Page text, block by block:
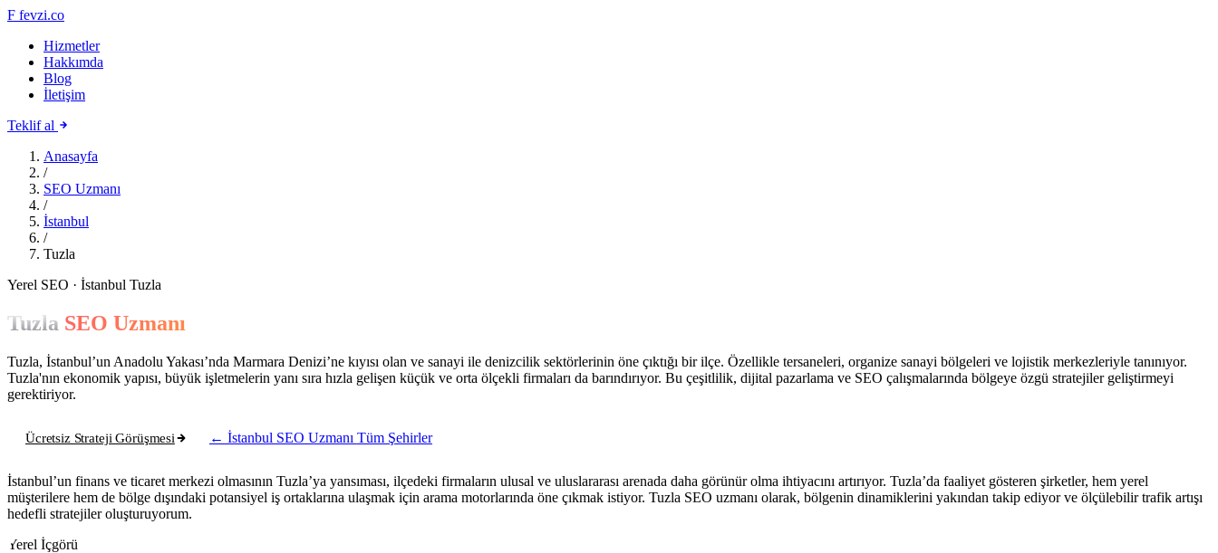
F fevzi.co
Hizmetler
Hakkımda
Blog
İletişim
Teklif al
Anasayfa
/
SEO Uzmanı
/
İstanbul
/
Tuzla
Yerel SEO · İstanbul Tuzla
Tuzla SEO Uzmanı
Tuzla, İstanbul’un Anadolu Yakası’nda Marmara Denizi’ne kıyısı olan ve sanayi ile denizcilik sektörlerinin öne çıktığı bir ilçe. Özellikle tersaneleri, organize sanayi bölgeleri ve lojistik merkezleriyle tanınıyor.
Tuzla'nın ekonomik yapısı, büyük işletmelerin yanı sıra hızla gelişen küçük ve orta ölçekli firmaları da barındırıyor. Bu çeşitlilik, dijital pazarlama ve SEO çalışmalarında bölgeye özgü stratejiler geliştirmeyi
gerektiriyor.
Ücretsiz Strateji Görüşmesi ← İstanbul SEO Uzmanı Tüm Şehirler
İstanbul’un finans ve ticaret merkezi olmasının Tuzla’ya yansıması, ilçedeki firmaların ulusal ve uluslararası arenada daha görünür olma ihtiyacını artırıyor. Tuzla’da faaliyet gösteren şirketler, hem yerel
müşterilere hem de bölge dışındaki potansiyel iş ortaklarına ulaşmak için arama motorlarında öne çıkmak istiyor. Tuzla SEO uzmanı olarak, bölgenin dinamiklerini yakından takip ediyor ve ölçülebilir trafik artışı
hedefli stratejiler oluşturuyorum.
Yerel İçgörü